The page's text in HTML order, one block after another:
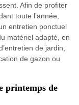
Afin de profiter
toute l’année,
entretien ponctuel
matériel adapté, en
de jardin,
de gazon ou
printemps de